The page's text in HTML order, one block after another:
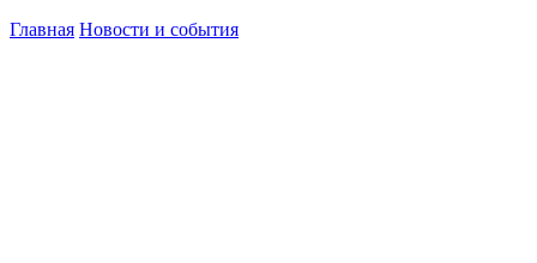
Главная Новости и события